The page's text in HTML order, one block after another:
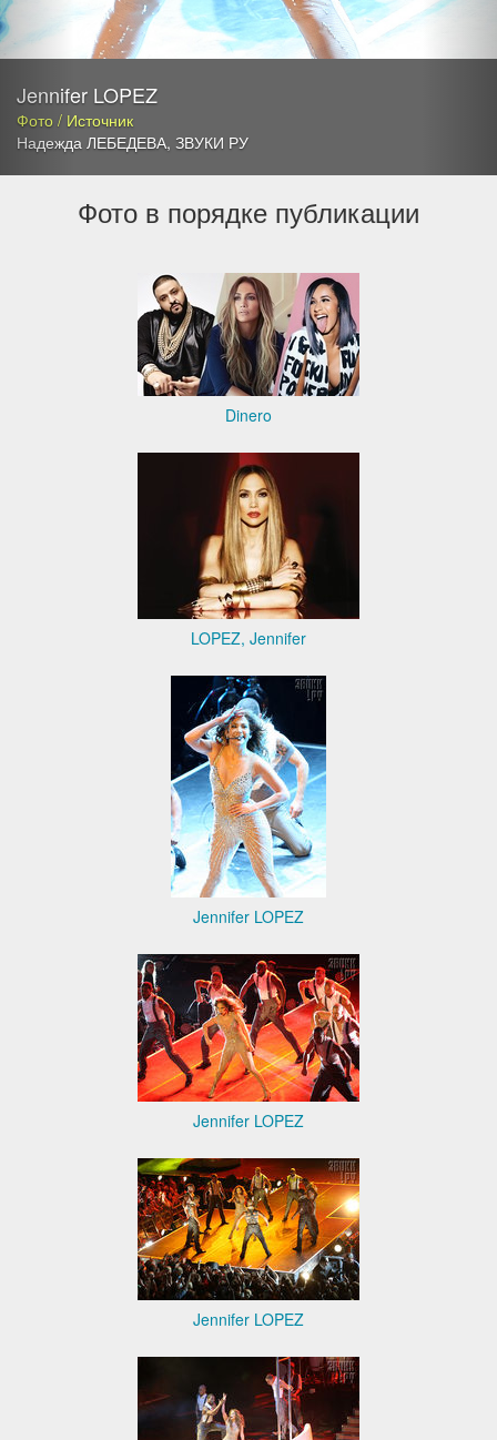
Jennifer LOPEZ
Фото / Источник
Надежда ЛЕБЕДЕВА, ЗВУКИ РУ
Фото в порядке публикации
Dinero
LOPEZ, Jennifer
Jennifer LOPEZ
Jennifer LOPEZ
Jennifer LOPEZ